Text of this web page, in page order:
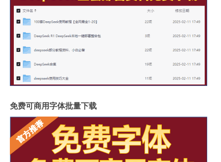
免费可商用字体批量下载